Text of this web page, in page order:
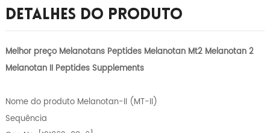
Detalhes Do Produto
Melhor preço Melanotans Peptides Melanotan Mt2 Melanotan 2
Melanotan II Peptides Supplements
Nome do produto Melanotan-II (MT-II)
Sequência